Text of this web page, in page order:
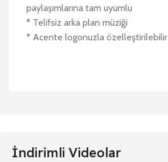
paylaşımlarına tam uyumlu
* Telifsiz arka plan müziği
* Acente logonuzla
İndirimli Videolar